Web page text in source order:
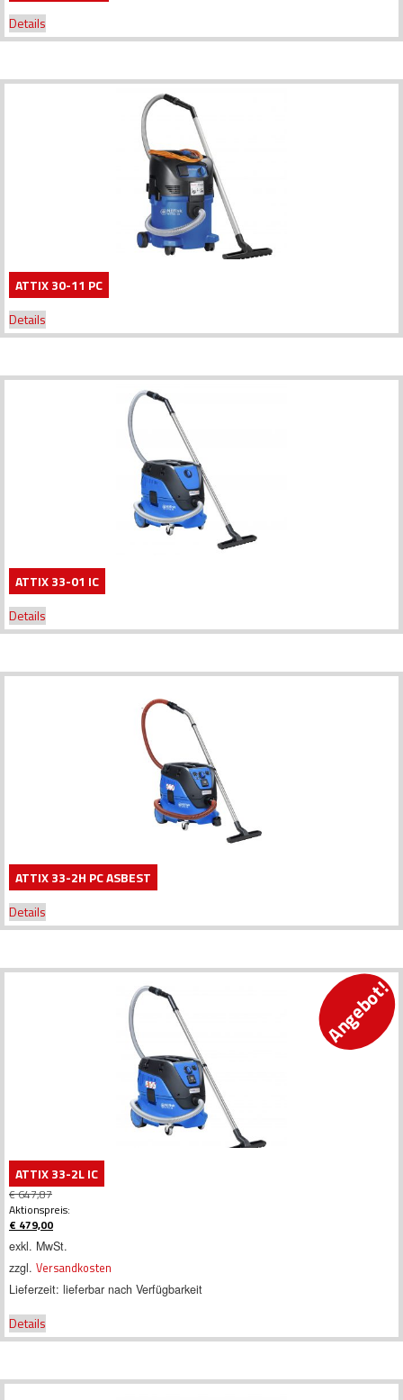
Details
ATTIX 30-11 PC
Details
ATTIX 33-01 IC
Details
ATTIX 33-2H PC ASBEST
Details
Angebot!
ATTIX 33-2L IC
€647,87
Ursprünglicher
Preis
war:
€ 647,87
Aktionspreis:
€ 479,00
Aktueller
Preis
ist:
€ 479,00.
exkl. MwSt.
zzgl. Versandkosten
Lieferzeit: lieferbar nach Verfügbarkeit
Details